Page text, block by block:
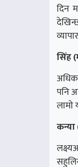
दिन
सिंह
पनि
लामो